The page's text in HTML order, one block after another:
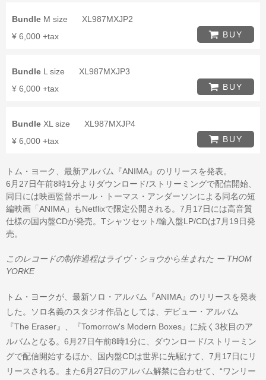
Bundle M size
XL987MXJP2
¥ 6,000 +tax
BUY
Bundle L size
XL987MXJP3
¥ 6,000 +tax
BUY
Bundle XL size
XL987MXJP4
¥ 6,000 +tax
BUY
トム・ヨーク、最新アルバム『ANIMA』のリリースを発表。
6月27日午前8時1分よりダウンロード/ストリーミングで配信開始、
同日には映画監督ポール・トーマス・アンダーソンによる同名の短
編映画「ANIMA」もNetflixで限定公開される。7月17日には高音質
仕様の国内盤CDが発売。Tシャツセット/輸入盤LP/CDは7月19日発
売。
このレコードの制作過程はライヴ・ショウから生まれた ー THOM
YORKE
トム・ヨークが、最新ソロ・アルバム『ANIMA』のリリースを発表
した。ソロ名義のスタジオ作品としては、デビュー・アルバム
『The Eraser』、『Tomorrow's Modern Boxes』に続く3枚目のア
ルバムとなる。6月27日午前8時1分に、ダウンロード/ストリーミン
グで配信開始するほか、国内盤CDは世界に先駆けて、7月17日にリ
リースされる。また6月27日のアルバム解禁に合わせて、“ワンリー